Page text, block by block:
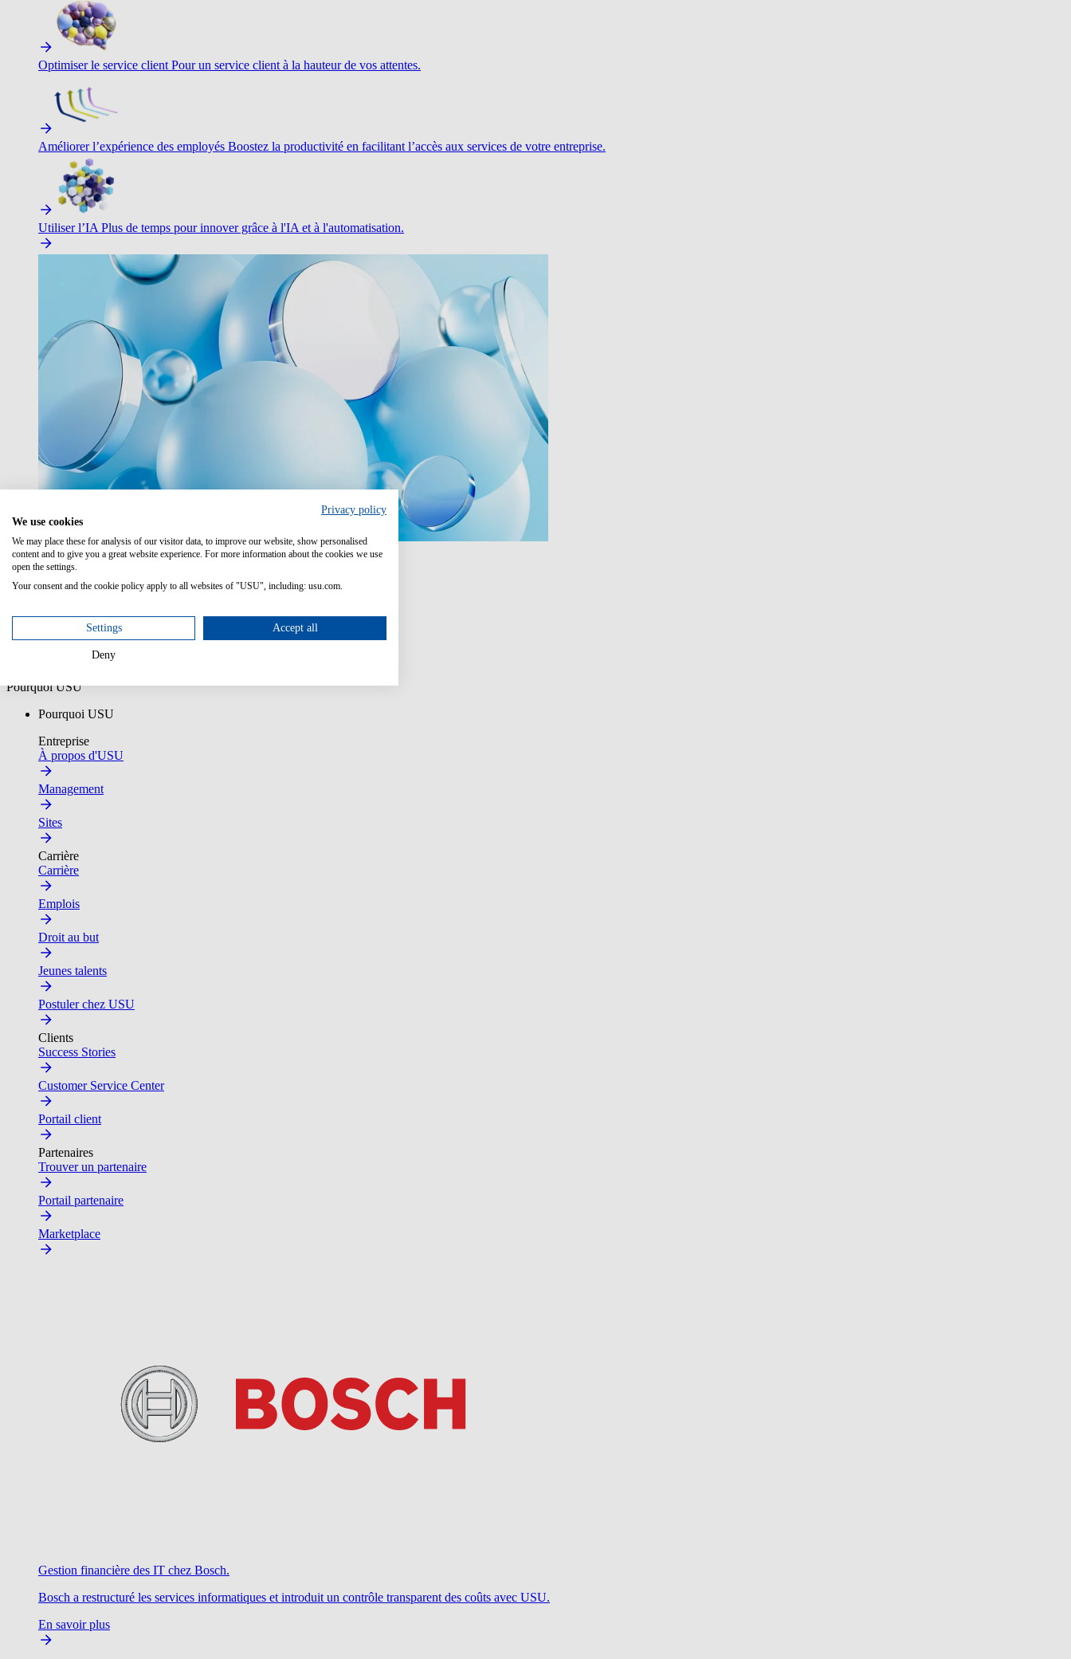
Optimiser le service client Pour un service client à la hauteur de vos attentes.
Améliorer l’expérience des employés Boostez la productivité en facilitant l’accès aux services de votre entreprise.
Utiliser l’IA Plus de temps pour innover grâce à l'IA et à l'automatisation.
IA dans les opérations IT
Une étude de Forrester Consulting commandée par USU
Télécharger
Clients
Pourquoi USU
Pourquoi USU
Entreprise
À propos d'USU
Management
Sites
Carrière
Carrière
Emplois
Droit au but
Jeunes talents
Postuler chez USU
Clients
Success Stories
Customer Service Center
Portail client
Partenaires
Trouver un partenaire
Portail partenaire
Marketplace
Gestion financière des IT chez Bosch.
Bosch a restructuré les services informatiques et introduit un contrôle transparent des coûts avec USU.
En savoir plus
Privacy policy
We use cookies
We may place these for analysis of our visitor data, to improve our website, show personalised
content and to give you a great website experience. For more information about the cookies we use
open the settings.
Your consent and the cookie policy apply to all websites of "USU", including: usu.com.
Settings Accept all
Deny